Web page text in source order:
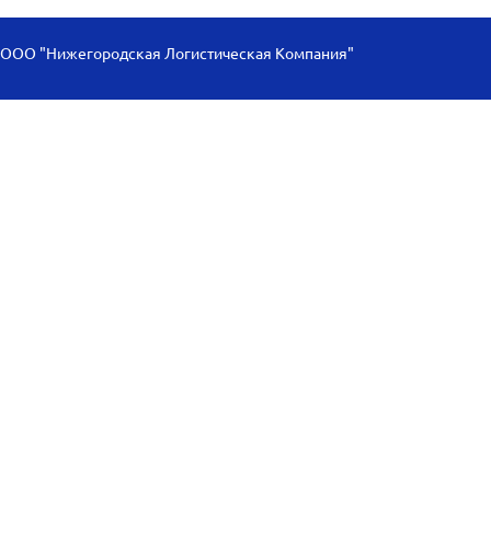
ООО "Нижегородская Логистическая Компания"